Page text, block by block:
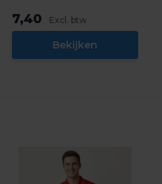
7,40 Excl. btw
Bekijken